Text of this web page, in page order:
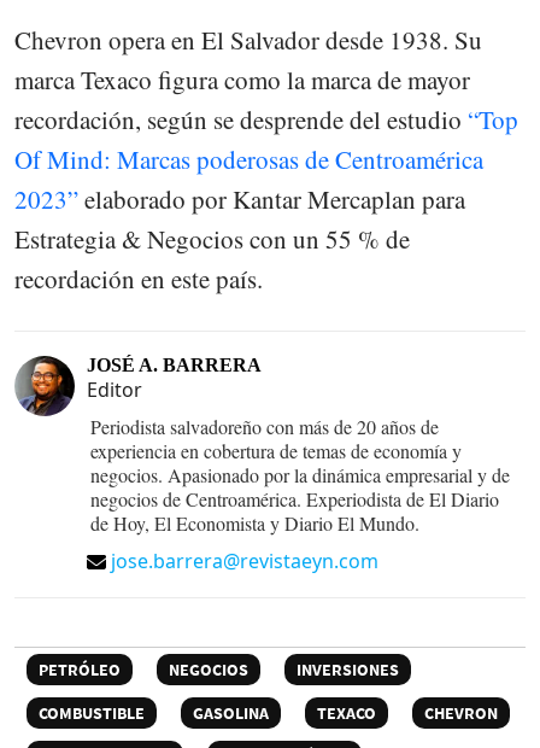
Chevron opera en El Salvador desde 1938. Su
marca Texaco figura como la marca de mayor
recordación, según se desprende del estudio “Top
Of Mind: Marcas poderosas de Centroamérica
2023”elaborado por Kantar Mercaplan para
Estrategia & Negocios con un 55 % de
recordación en este país.
JOSÉ A. BARRERA
Editor
Periodista salvadoreño con más de 20 años de
experiencia en cobertura de temas de economía y
negocios. Apasionado por la dinámica empresarial y de
negocios de Centroamérica. Experiodista de El Diario
de Hoy, El Economista y Diario El Mundo.
jose.barrera@revistaeyn.com
PETRÓLEO NEGOCIOS
INVERSIONES
COMBUSTIBLE
GASOLINA TEXACO
CHEVRON